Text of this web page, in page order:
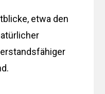
etwa den